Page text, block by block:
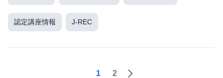
認定講座情報 J-REC
1 2